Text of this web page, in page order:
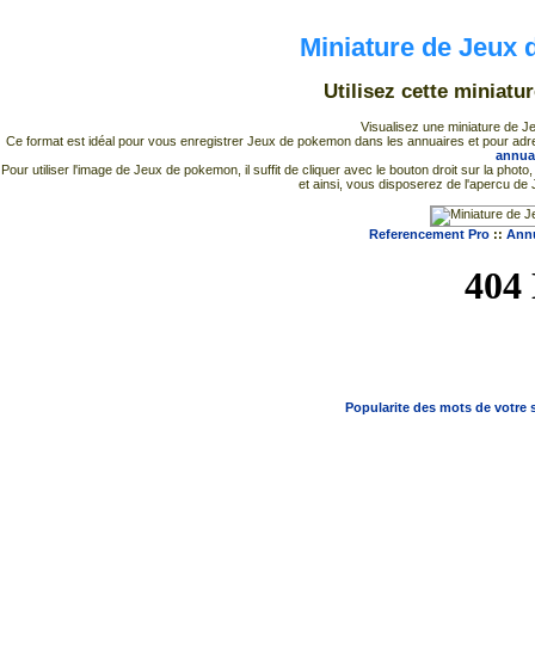
Miniature de Jeux
Utilisez cette
Visualisez une miniature de
Ce format est idéal pour vous enregistrer Jeux de pokemon dans les annuaires et pour
Pour utiliser l'image de Jeux de pokemon, il suffit de cliquer avec le bouton droit sur la
et ainsi, vous disposerez de l'apercu de
Referencement Pro::
Popularite des mots de votre